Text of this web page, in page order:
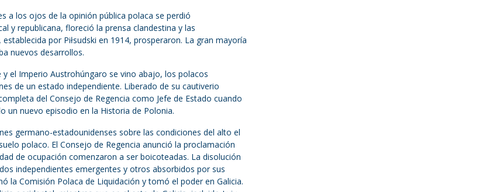
a los ojos de la opinión pública polaca se perdió
y republicana, floreció la prensa clandestina y las
por Piłsudski en 1914, prosperaron. La gran mayoría
nuevos desarrollos.
el Imperio Austrohúngaro se vino abajo, los polacos
de un estado independiente. Liberado de su cautiverio
del Consejo de Regencia como Jefe de Estado cuando
un nuevo episodio en la Historia de Polonia.
germano-estadounidenses sobre las condiciones del alto el
polaco. El Consejo de Regencia anunció la proclamación
de ocupación comenzaron a ser boicoteadas. La disolución
independientes emergentes y otros absorbidos por sus
la Comisión Polaca de Liquidación y tomó el poder en Galicia.